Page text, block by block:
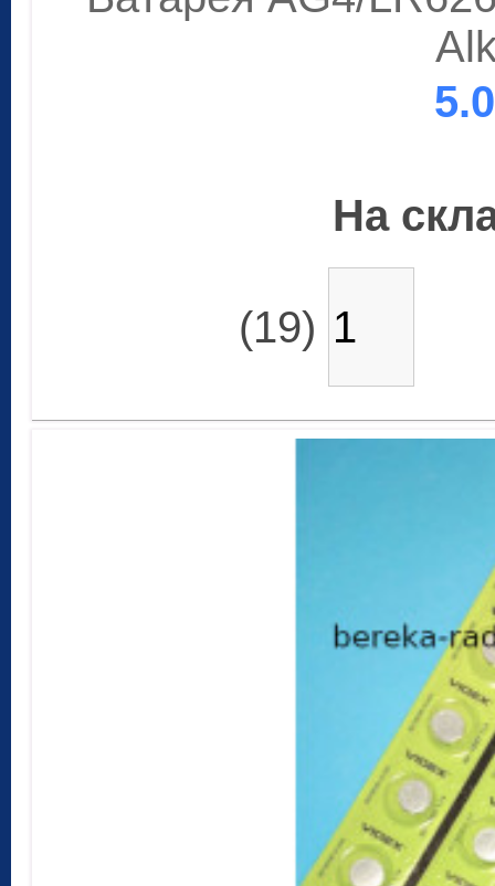
На
(19)